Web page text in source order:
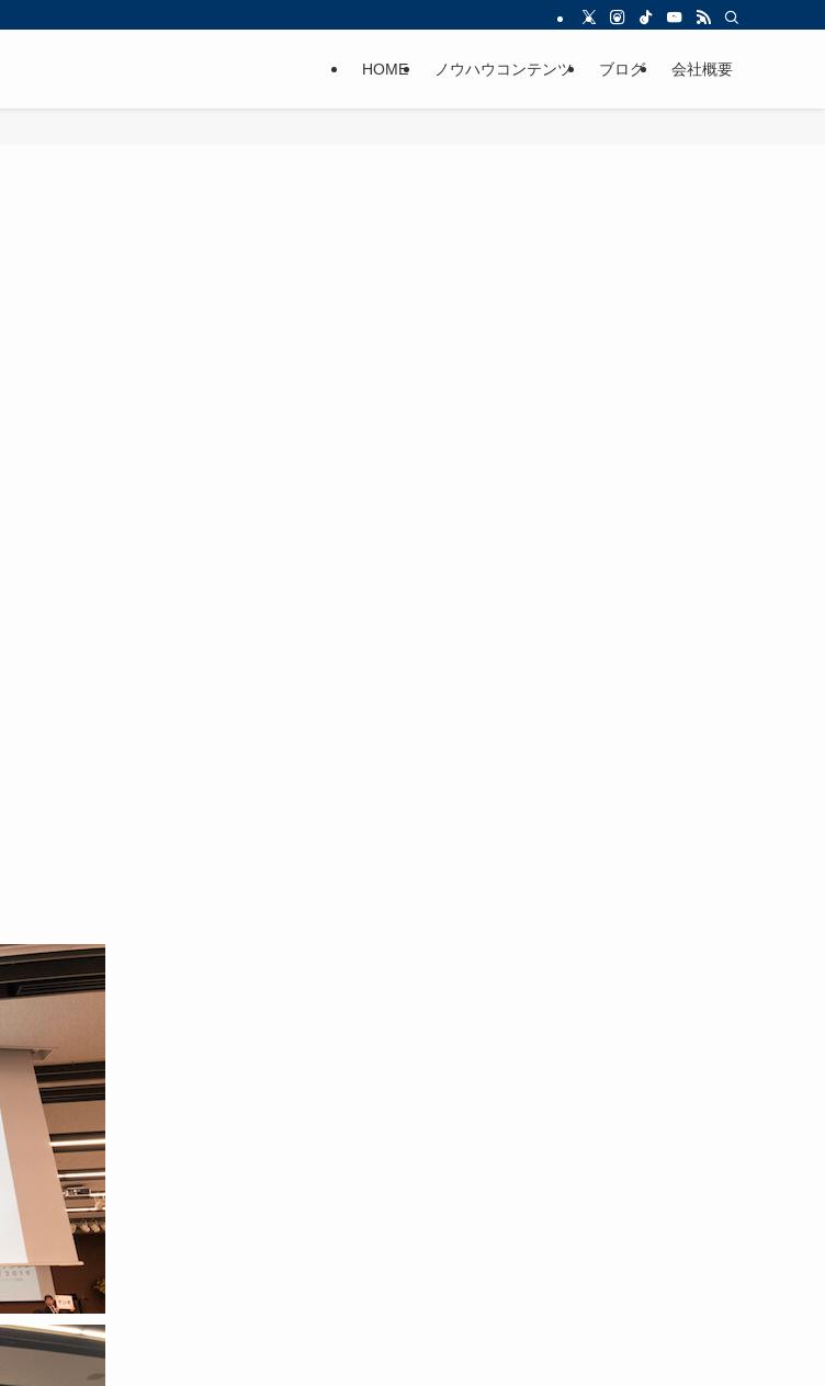
HOME ノウハウコンテンツ ブログ 会社概要